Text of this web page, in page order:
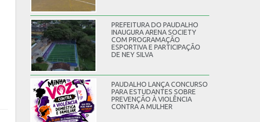
PREFEITURA DO PAUDALHO
INAUGURA ARENA SOCIETY
COM PROGRAMAÇÃO
ESPORTIVA E PARTICIPAÇÃO
DE NEY SILVA
PAUDALHO LANÇA CONCURSO
PARA ESTUDANTES SOBRE
PREVENÇÃO À VIOLÊNCIA
CONTRA A MULHER